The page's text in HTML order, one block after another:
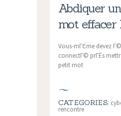
Abdiquer
mot effacer
Vous-mГЄme devez
connectГ© prГЁs
petit mot
CATEGORIES:
rencontre